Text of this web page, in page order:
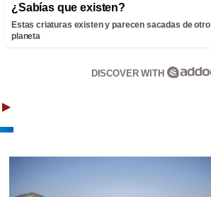
¿Sabías que existen?
Estas criaturas existen y parecen sacadas de otro
planeta
DISCOVER WITH